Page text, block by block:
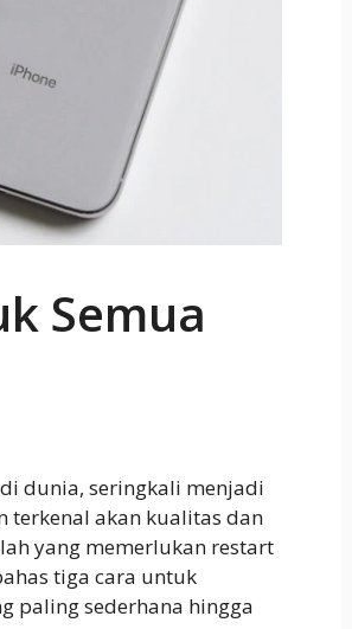
Semua
dunia, seringkali menjadi
terkenal akan kualitas dan
yang memerlukan restart
tiga cara untuk
paling sederhana hingga